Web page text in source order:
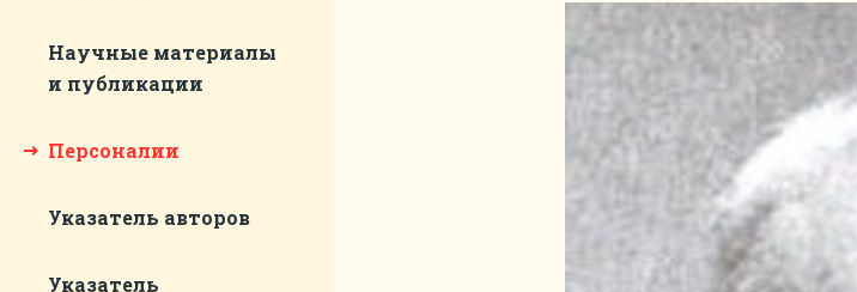
Научные материалы
и публикации
Персоналии
Указатель авторов
Указатель